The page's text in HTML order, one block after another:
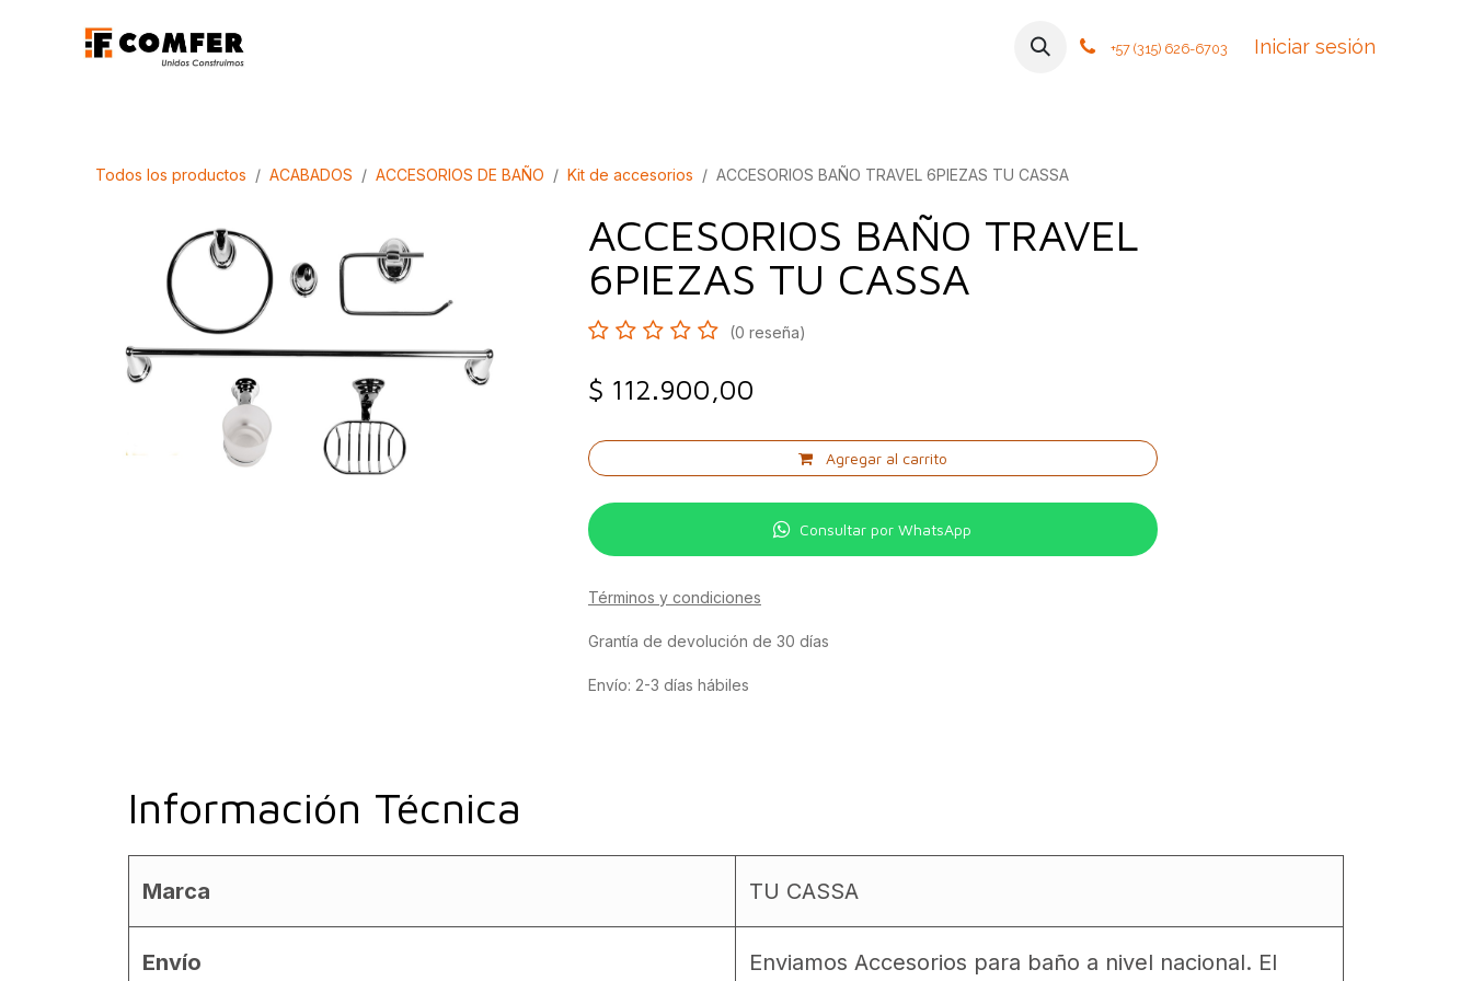
Contáctanos Foro Cursos Tiendas
+57 (315) 626-6703 Iniciar sesión
Todos los productos ACABADOS ACCESORIOS DE BAÑO Kit de accesorios ACCESORIOS BAÑO TRAVEL 6PIEZAS TU CASSA
ACCESORIOS BAÑO TRAVEL
6PIEZAS TU CASSA
(0 reseña)
$ 112.900,00
Agregar al carrito
Consultar por WhatsApp
Términos y condiciones
Grantía de devolución de 30 días
Envío: 2-3 días hábiles
Información Técnica
Marca TU CASSA
Envío Enviamos Accesorios para baño a nivel nacional. El